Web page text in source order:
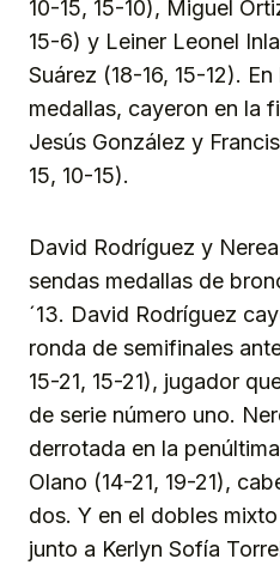
10-15, 15-10), Miguel
15-6) y Leiner Leonel
Suárez (18-16, 15-12).
medallas, cayeron en la
Jesús González y
15, 10-15).
David Rodríguez y
sendas medallas de
´13. David Rodríguez
ronda de semifinales
15-21, 15-21), jugador
de serie número uno.
derrotada en la
Olano (14-21, 19-21),
dos. Y en el dobles mixto
junto a Kerlyn Sofía